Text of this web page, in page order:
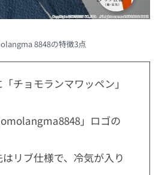
8848の特徴3点
チョモランマワッペン」
」ロゴの
リブ仕様で、冷気が入り